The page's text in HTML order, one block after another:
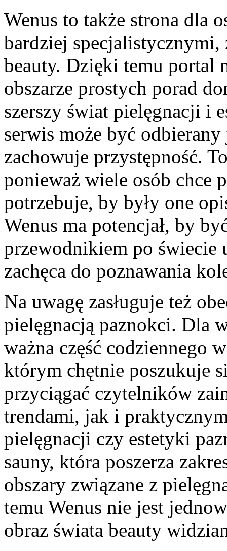
Wenus to także strona dla
bardziej
beauty. Dzięki temu portal
obszarze prostych porad
szerszy świat pielęgnacji i
serwis może być
zachowuje przystępność.
ponieważ wiele osób chce
potrzebuje, by były one
Wenus ma potencjał, by
przewodnikiem po świecie
zachęca do poznawania
Na uwagę zasługuje też
pielęgnacją paznokci. Dla
ważna część codziennego
którym chętnie poszukuje
przyciągać czytelników
trendami, jak i
pielęgnacji czy estetyki
sauny, która poszerza
obszary związane z
temu Wenus nie jest
obraz świata beauty